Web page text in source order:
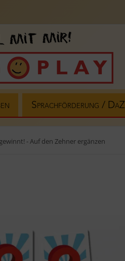
Sprachförderung / DaZ
- Auf den Zehner ergänzen